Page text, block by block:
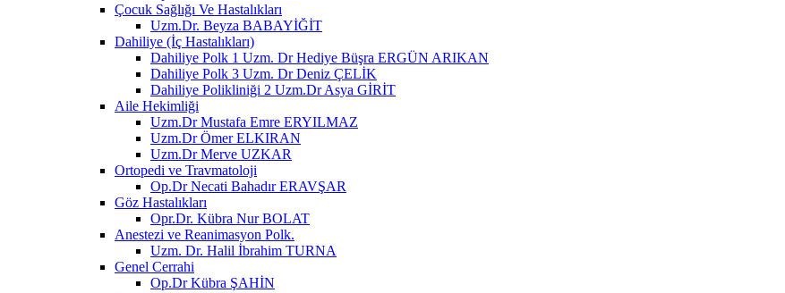
Çocuk Sağlığı Ve Hastalıkları
Uzm.Dr. Beyza BABAYİĞİT
Dahiliye (İç Hastalıkları)
Dahiliye Polk 1 Uzm. Dr Hediye Büşra ERGÜN ARIKAN
Dahiliye Polk 3 Uzm. Dr Deniz ÇELİK
Dahiliye Polikliniği 2 Uzm.Dr Asya GİRİT
Aile Hekimliği
Uzm.Dr Mustafa Emre ERYILMAZ
Uzm.Dr Ömer ELKIRAN
Uzm.Dr Merve UZKAR
Ortopedi ve Travmatoloji
Op.Dr Necati Bahadır ERAVŞAR
Göz Hastalıkları
Opr.Dr. Kübra Nur BOLAT
Anestezi ve Reanimasyon Polk.
Uzm. Dr. Halil İbrahim TURNA
Genel Cerrahi
Op.Dr Kübra ŞAHİN